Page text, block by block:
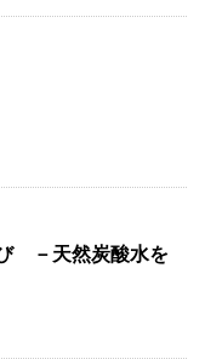
－天然炭酸水を